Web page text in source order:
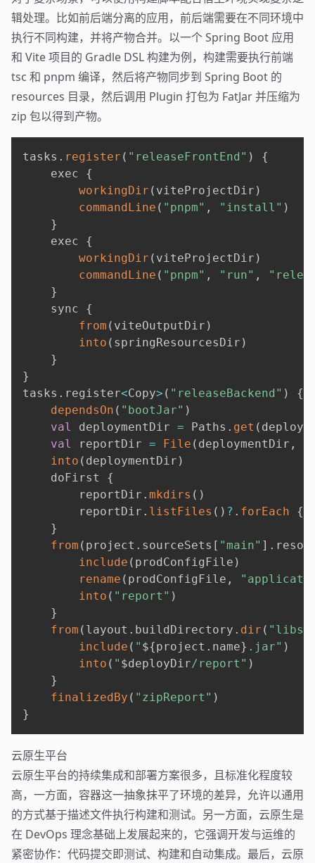
辑处理。比如前后端分离的应用，前后端需要在不同环境中
执行不同构建，并将产物合并。以一个 Spring Boot 应用
和 Vite 项目的 Gradle DSL 构建为例，构建需要执行前端
tsc 和 pnpm 编译，然后将产物同步到 Spring Boot 的
resources 目录，然后调用 Plugin 打包为 FatJar 并压缩为
zip 包以得到产物。
tasks . register ( "releaseFrontEnd" )
{
    exec
{
workingDir ( viteProjectDir )
commandLine ( "pnpm" , "install" )
}
    exec
{
workingDir ( viteProjectDir )
commandLine ( "pnpm" , "run" ,
}
    sync
{
from ( viteOutputDir )
into ( springResourcesDir )
}
}
tasks . register<Copy> ( "releaseBackend" )
{
dependsOn ( "bootJar" )
val
deploymentDir = Paths . get (
val
reportDir = File ( deploymentDir ,
into ( deploymentDir )
    doFirst
{
        reportDir
. mkdirs ( )
        reportDir
. listFiles ( ) ? . forEach {
}
from ( project . sourceSets [ "main" ] .
include ( prodConfigFile )
rename ( prodConfigFile ,
into ( "report" )
}
from ( layout . buildDirectory . dir ( "libs"
include ( " ${project . name} .jar" )
into ( " $deployDir/report" )
}
finalizedBy ( "zipReport" )
}
云原生平台
云原生平台的持续集成和部署方案很多，且标准化程度较
高，一方面，容器这一抽象抹平了环境的差异，允许以通用
的方式基于描述文件执行构建和测试。另一方面，云原生是
在 DevOps 理念基础上发展起来的，它强调开发与运维的
紧密协作：代码提交即测试、构建和自动集成。最后，云原